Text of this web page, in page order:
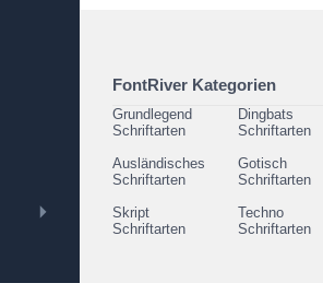
FontRiver Kategorien
Grundlegend
Schriftarten
Dingbats
Schriftarten
Ausländisches
Schriftarten
Gotisch
Schriftarten
Skript
Schriftarten
Techno
Schriftarten